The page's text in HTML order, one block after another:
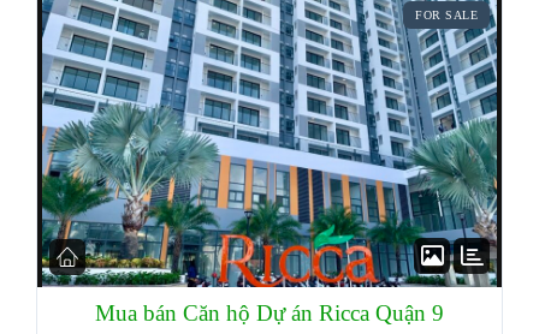
FOR SALE
Mua bán Căn hộ Dự án Ricca Quận 9